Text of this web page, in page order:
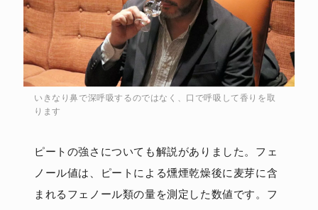
いきなり鼻で深呼吸するのではなく、口で呼吸して香りを取
ります
ピートの強さについても解説がありました。フェ
ノール値は、ピートによる燻煙乾燥後に麦芽に含
まれるフェノール類の量を測定した数値です。フ